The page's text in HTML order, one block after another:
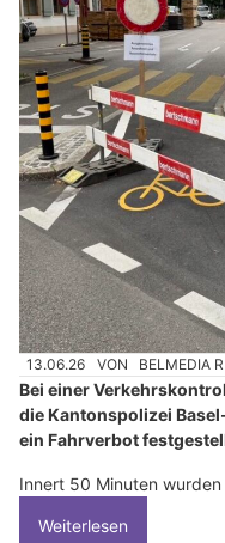
13.06.26 VON BELMEDIA
Bei einer
die Kantonspolizei
ein Fahrverbot
Innert 50 Minuten
Weiterlesen